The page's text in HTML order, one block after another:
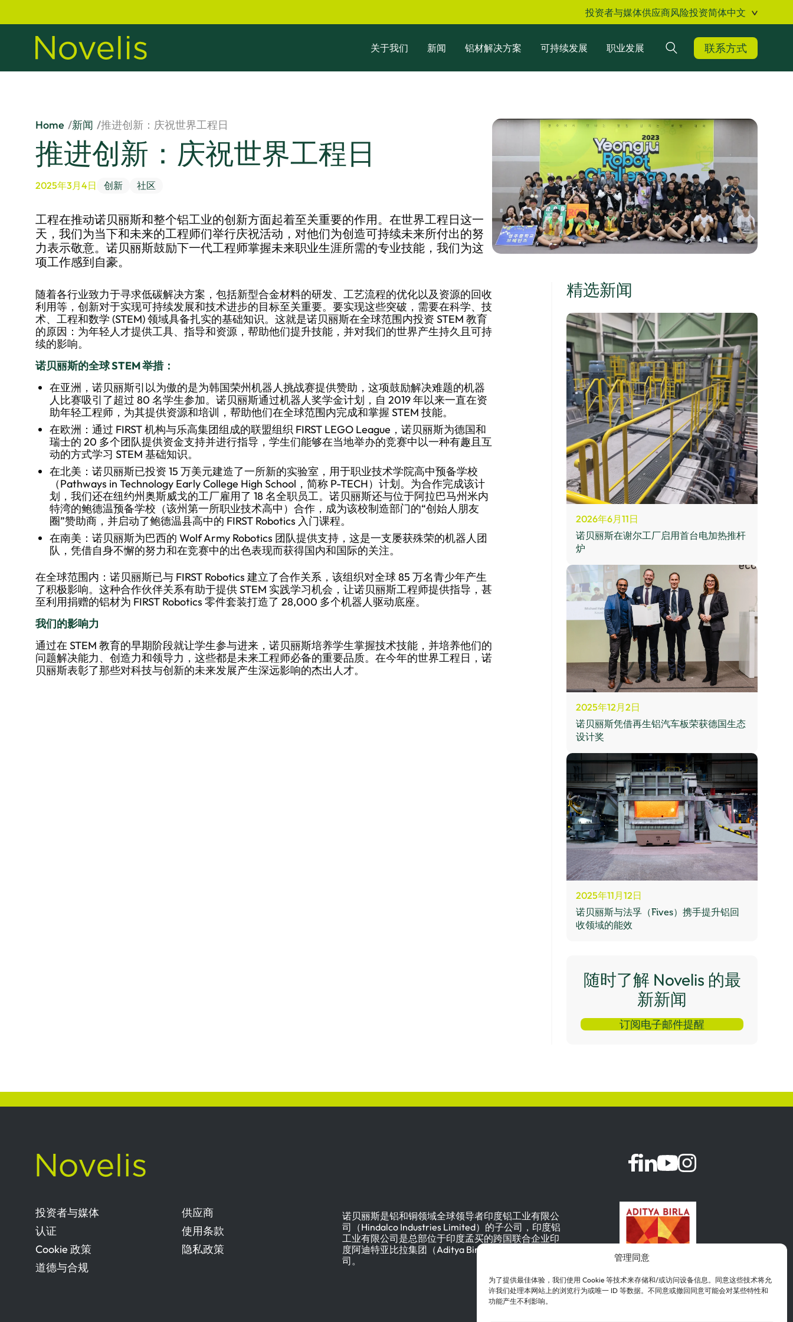
管理同意
为了提供最佳体验，我们使用 Cookie 等技术来存储和/或访问设备信息。同意这些技术将允
许我们处理本网站上的浏览行为或唯一 ID 等数据。不同意或撤回同意可能会对某些特性和
功能产生不利影响。
投资者与媒体供应商风险投资简体中文
关于我们 新闻 铝材解决方案 可持续发展 职业发展 搜索 联系方式
Home 新闻 推进创新：庆祝世界工程日
推进创新：庆祝世界工程日
2025年3月4日 创新 社区
工程在推动诺贝丽斯和整个铝工业的创新方面起着至关重要的作用。在世界工程日这一
天，我们为当下和未来的工程师们举行庆祝活动，对他们为创造可持续未来所付出的努
力表示敬意。诺贝丽斯鼓励下一代工程师掌握未来职业生涯所需的专业技能，我们为这
项工作感到自豪。
随着各行业致力于寻求低碳解决方案，包括新型合金材料的研发、工艺流程的优化以及资源的回收
利用等，创新对于实现可持续发展和技术进步的目标至关重要。要实现这些突破，需要在科学、技
术、工程和数学 (STEM) 领域具备扎实的基础知识。这就是诺贝丽斯在全球范围内投资 STEM 教育
的原因：为年轻人才提供工具、指导和资源，帮助他们提升技能，并对我们的世界产生持久且可持
续的影响。
诺贝丽斯的全球 STEM 举措：
在亚洲，诺贝丽斯引以为傲的是为韩国荣州机器人挑战赛提供赞助，这项鼓励解决难题的机器
人比赛吸引了超过 80 名学生参加。诺贝丽斯通过机器人奖学金计划，自 2019 年以来一直在资
助年轻工程师，为其提供资源和培训，帮助他们在全球范围内完成和掌握 STEM 技能。
在欧洲：通过 FIRST 机构与乐高集团组成的联盟组织 FIRST LEGO League，诺贝丽斯为德国和
瑞士的 20 多个团队提供资金支持并进行指导，学生们能够在当地举办的竞赛中以一种有趣且互
动的方式学习 STEM 基础知识。
在北美：诺贝丽斯已投资 15 万美元建造了一所新的实验室，用于职业技术学院高中预备学校
（Pathways in Technology Early College High School，简称 P-TECH）计划。为合作完成该计
划，我们还在纽约州奥斯威戈的工厂雇用了 18 名全职员工。诺贝丽斯还与位于阿拉巴马州米内
特湾的鲍德温预备学校（该州第一所职业技术高中）合作，成为该校制造部门的“创始人朋友
圈”赞助商，并启动了鲍德温县高中的 FIRST Robotics 入门课程。
在南美：诺贝丽斯为巴西的 Wolf Army Robotics 团队提供支持，这是一支屡获殊荣的机器人团
队，凭借自身不懈的努力和在竞赛中的出色表现而获得国内和国际的关注。
在全球范围内：诺贝丽斯已与 FIRST Robotics 建立了合作关系，该组织对全球 85 万名青少年产生
了积极影响。这种合作伙伴关系有助于提供 STEM 实践学习机会，让诺贝丽斯工程师提供指导，甚
至利用捐赠的铝材为 FIRST Robotics 零件套装打造了 28,000 多个机器人驱动底座。
我们的影响力
通过在 STEM 教育的早期阶段就让学生参与进来，诺贝丽斯培养学生掌握技术技能，并培养他们的
问题解决能力、创造力和领导力，这些都是未来工程师必备的重要品质。在今年的世界工程日，诺
贝丽斯表彰了那些对科技与创新的未来发展产生深远影响的杰出人才。
精选新闻
2026年6月11日
诺贝丽斯在谢尔工厂启用首台电加热推杆
炉
2025年12月2日
诺贝丽斯凭借再生铝汽车板荣获德国生态
设计奖
2025年11月12日
诺贝丽斯与法孚（Fives）携手提升铝回
收领域的能效
随时了解 Novelis 的最
新新闻
订阅电子邮件提醒
投资者与媒体
供应商
认证
使用条款
Cookie 政策
隐私政策
道德与合规
诺贝丽斯是铝和铜领域全球领导者印度铝工业有限公
司（Hindalco Industries Limited）的子公司，印度铝
工业有限公司是总部位于印度孟买的跨国联合企业印
度阿迪特亚比拉集团（Aditya Birla Group）的旗舰公
司。